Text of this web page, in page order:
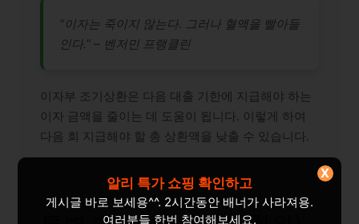
“이자는 죽이지 않는다. 그러나 혈액을 빨아들
인다.” – 벤저민 프랭클린
이자부 조기상환은 다음 대출 기한에 지급해야 하는
이자 금액을 줄이는 데 도움이 됩니다. 이렇게 하여
다음 회 지급해야 할 총 상환액을 낮출 수 있습니다.
알리 특가 쇼핑 확인하고
게시글 바로 보세용^^. 2시간동안 배너가 사라져용.
여러분들 한번 참여해보세요.
X